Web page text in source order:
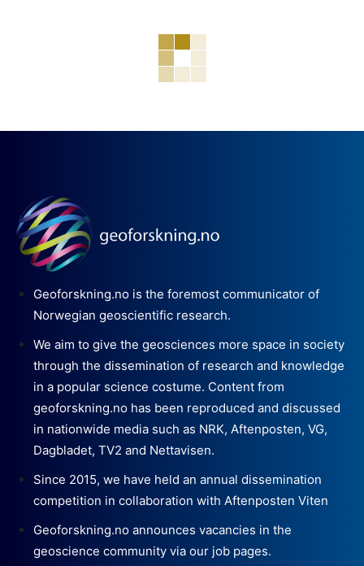
Geoforskning.no is the foremost communicator of
Norwegian geoscientific research.
We aim to give the geosciences more space in society
through the dissemination of research and knowledge
in a popular science costume. Content from
geoforskning.no has been reproduced and discussed
in nationwide media such as NRK, Aftenposten, VG,
Dagbladet, TV2 and Nettavisen.
Since 2015, we have held an annual dissemination
competition in collaboration with Aftenposten Viten
Geoforskning.no announces vacancies in the
geoscience community via our job pages.